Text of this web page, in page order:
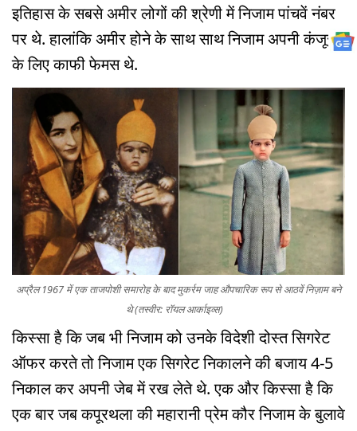
इतिहास के सबसे अमीर लोगों की श्रेणी में निजाम पांचवें नंबर
पर थे. हालांकि अमीर होने के साथ साथ निजाम अपनी कंजूसी
के लिए काफी फेमस थे.
अप्रैल 1967 में एक ताजपोशी समारोह के बाद मुकर्रम जाह औपचारिक रूप से आठवें निज़ाम बने
थे (तस्वीर: रॉयल आर्काइव्स)
किस्सा है कि जब भी निजाम को उनके विदेशी दोस्त सिगरेट
ऑफर करते तो निजाम एक सिगरेट निकालने की बजाय 4-5
निकाल कर अपनी जेब में रख लेते थे. एक और किस्सा है कि
एक बार जब कपूरथला की महारानी प्रेम कौर निजाम के बुलावे